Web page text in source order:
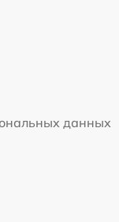
данных